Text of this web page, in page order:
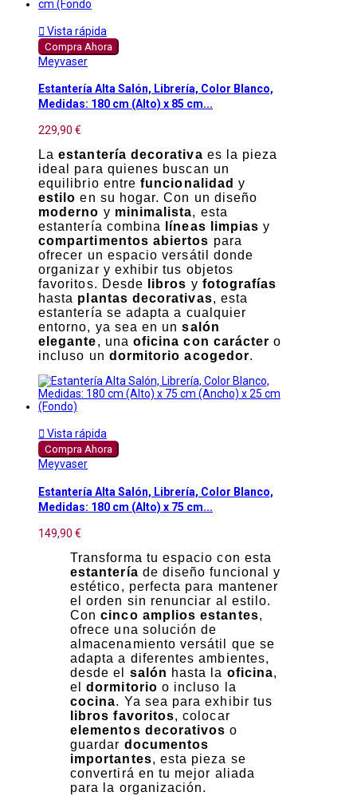
 Vista rápida
Compra Ahora
Meyvaser
Estantería Alta Salón, Librería, Color Blanco,
Medidas: 180 cm (Alto) x 85 cm...
229,90 €
Laestantería decorativa es la pieza
ideal para quienes buscan un
equilibrio entrefuncionalidad y
estilo en su hogar. Con un diseño
moderno y minimalista, esta
estantería combina
líneas limpias y
compartimentos abiertos para
ofrecer un espacio versátil donde
organizar y exhibir tus objetos
favoritos. Desde
libros y fotografías
hasta plantas decorativas, esta
estantería se adapta a cualquier
entorno, ya sea en unsalón
elegante, una oficina con carácter o
incluso un dormitorio acogedor.
 Vista rápida
Compra Ahora
Meyvaser
Estantería Alta Salón, Librería, Color Blanco,
Medidas: 180 cm (Alto) x 75 cm...
149,90 €
Transforma tu espacio con esta
estantería de diseño funcional y
estético, perfecta para mantener
el orden sin renunciar al estilo.
Concinco amplios estantes,
ofrece una solución de
almacenamiento versátil que se
adapta a diferentes ambientes,
desde el salón hasta la oficina,
eldormitorio o incluso la
cocina. Ya sea para exhibir tus
libros favoritos, colocar
elementos decorativos o
guardar documentos
importantes, esta pieza se
convertirá en tu mejor aliada
para la organización.